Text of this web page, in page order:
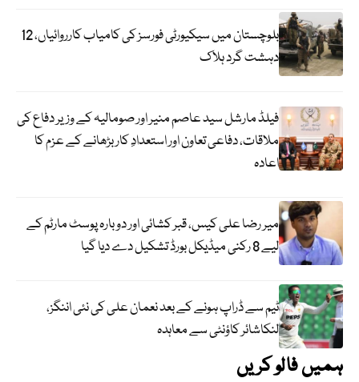
بلوچستان میں سیکیورٹی فورسز کی کامیاب کارروائیاں، 12
دہشت گرد ہلاک
فیلڈ مارشل سید عاصم منیر اور صومالیہ کے وزیر دفاع کی
ملاقات، دفاعی تعاون اور استعدادِ کار بڑھانے کے عزم کا
اعادہ
میر رضا علی کیس، قبر کشائی اور دوبارہ پوسٹ مارٹم کے
لیے 8 رکنی میڈیکل بورڈ تشکیل دے دیا گیا
ٹیم سے ڈراپ ہونے کے بعد نعمان علی کی نئی اننگز،
لنکاشائر کاؤنٹی سے معاہدہ
ہمیں فالو کریں